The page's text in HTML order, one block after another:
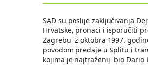
SAD su poslije zaključivanja
Hrvatske, pronaci i isporučiti
Zagrebu iz oktobra 1997.
povodom predaje u Splitu i
kojima je najtraženiji bio Dario